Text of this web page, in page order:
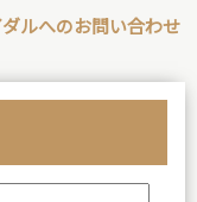
ルへのお問い合わせ